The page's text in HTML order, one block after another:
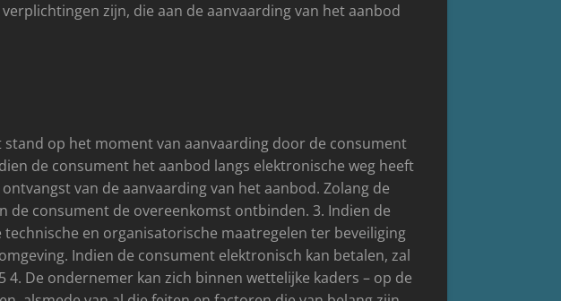
zijn, die aan de aanvaarding van het aanbod
op het moment van aanvaarding door de consument
de consument het aanbod langs elektronische weg heeft
van de aanvaarding van het aanbod. Zolang de
de consument de overeenkomst ontbinden. 3. Indien de
en organisatorische maatregelen ter beveiliging
Indien de consument elektronisch kan betalen, zal
De ondernemer kan zich binnen wettelijke kaders – op de